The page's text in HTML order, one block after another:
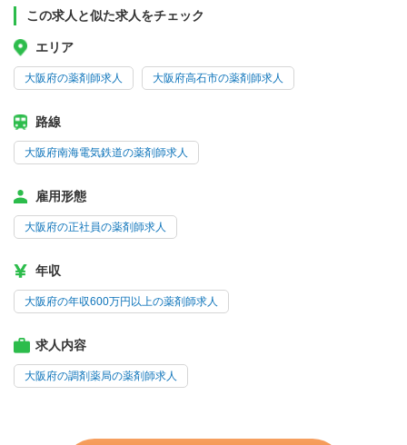
この求人と似た求人をチェック
エリア
大阪府の薬剤師求人 大阪府高石市の薬剤師求人
路線
大阪府南海電気鉄道の薬剤師求人
雇用形態
大阪府の正社員の薬剤師求人
年収
大阪府の年収600万円以上の薬剤師求人
求人内容
大阪府の調剤薬局の薬剤師求人